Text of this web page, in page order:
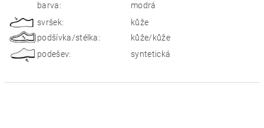
barva:
modrá
svršek:
kůže
podšívka/stélka:
kůže/kůže
podešev:
syntetická